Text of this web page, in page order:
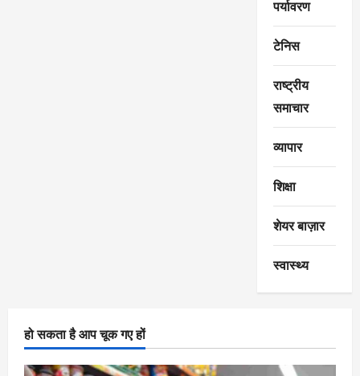
पर्यावरण
टेनिस
राष्ट्रीय
समाचार
व्यापार
शिक्षा
शेयर बाज़ार
स्वास्थ्य
हो सकता है आप चूक गए हों